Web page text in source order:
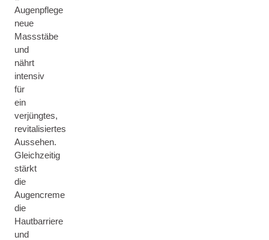
Augenpflege
neue
Massstäbe
und
nährt
intensiv
für
ein
verjüngtes,
revitalisiertes
Aussehen.
Gleichzeitig
stärkt
die
Augencreme
die
Hautbarriere
und